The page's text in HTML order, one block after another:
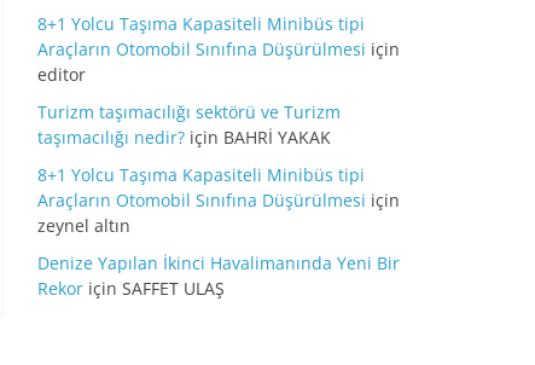
8+1 Yolcu Taşıma Kapasiteli Minibüs tipi
Araçların Otomobil Sınıfına Düşürülmesi için
editor
Turizm taşımacılığı sektörü ve Turizm
taşımacılığı nedir? için BAHRİ YAKAK
8+1 Yolcu Taşıma Kapasiteli Minibüs tipi
Araçların Otomobil Sınıfına Düşürülmesi için
zeynel altın
Denize Yapılan İkinci Havalimanında Yeni Bir
Rekor için SAFFET ULAŞ